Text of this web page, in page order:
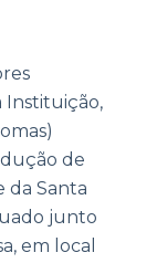
Instituição,
de
da Santa
junto
em local